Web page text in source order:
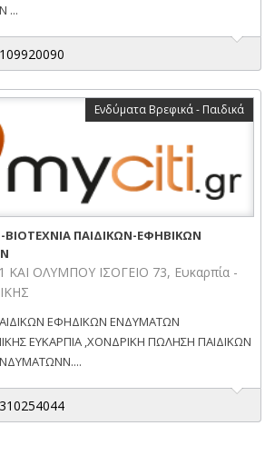
...
Ενδύματα Βρεφικά - Παιδικά
-ΒΙΟΤΕΧΝΙΑ ΠΑΙΔΙΚΩΝ-ΕΦΗΒΙΚΩΝ
ΟΛΥΜΠΟΥ ΙΣΟΓΕΙΟ 73, Ευκαρπία -
ΕΦΗΔΙΚΩΝ ΕΝΔΥΜΑΤΩΝ
ΕΥΚΑΡΠΙΑ ,ΧΟΝΔΡΙΚΗ ΠΩΛΗΣΗ ΠΑΙΔΙΚΩΝ